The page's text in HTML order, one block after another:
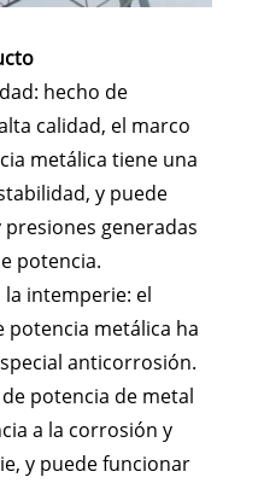
hecho de
calidad, el marco
metálica tiene una
y puede
generadas
potencia.
intemperie: el
metálica ha
anticorrosión.
potencia de metal
a la corrosión y
y puede funcionar